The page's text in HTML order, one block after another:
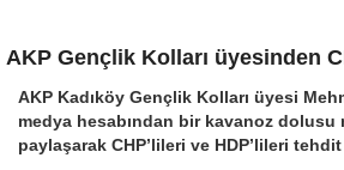
AKP Gençlik Kolları üyesinden
AKP Kadıköy Gençlik Kolları üyesi
medya hesabından bir kavanoz dolusu
paylaşarak CHP’lileri ve HDP’lileri